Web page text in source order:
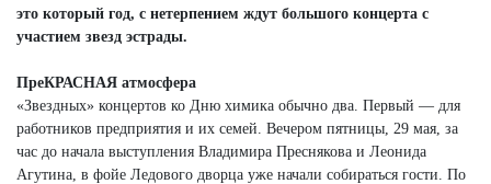
это который год, с нетерпением ждут большого концерта с
участием звезд эстрады.
ПреКРАСНАЯ атмосфера
«Звездных» концертов ко Дню химика обычно два. Первый — для
работников предприятия и их семей. Вечером пятницы, 29 мая, за
час до начала выступления Владимира Преснякова и Леонида
Агутина, в фойе Ледового дворца уже начали собираться гости. По